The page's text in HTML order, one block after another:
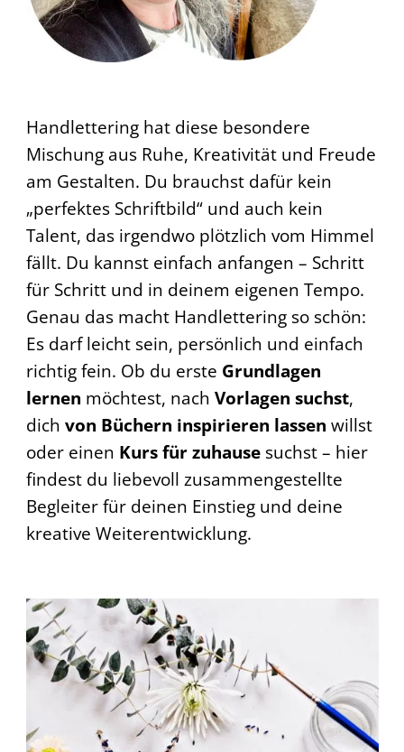
Handlettering hat diese besondere
Mischung aus Ruhe, Kreativität und Freude
am Gestalten. Du brauchst dafür kein
„perfektes Schriftbild“ und auch kein
Talent, das irgendwo plötzlich vom Himmel
fällt. Du kannst einfach anfangen – Schritt
für Schritt und in deinem eigenen Tempo.
Genau das macht Handlettering so schön:
Es darf leicht sein, persönlich und einfach
richtig fein. Ob du erste Grundlagen
lernen möchtest, nach Vorlagen suchst,
dich von Büchern inspirieren lassen willst
oder einen Kurs für zuhausesuchst – hier
findest du liebevoll zusammengestellte
Begleiter für deinen Einstieg und deine
kreative Weiterentwicklung.